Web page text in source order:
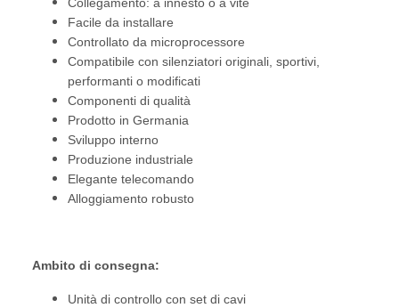
Facile da installare
Controllato da microprocessore
Compatibile con silenziatori originali, sportivi,
performanti o modificati
Componenti di qualità
Prodotto in Germania
Sviluppo interno
Produzione industriale
Elegante telecomando
Alloggiamento robusto
Ambito di consegna:
Unità di controllo con set di cavi